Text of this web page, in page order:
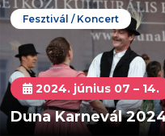
Fesztivál / Koncert
2024. június 07 – 14.
Duna Karnevál